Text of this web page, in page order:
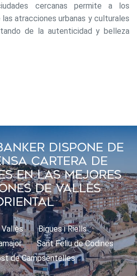
cercanas permite a los
atracciones urbanas y culturales
de la autenticidad y belleza
Dispone De
Cartera De
En Las Mejores
De Vallès
Bigues i Riells
Sant Feliu de Codines
de Campsentelles